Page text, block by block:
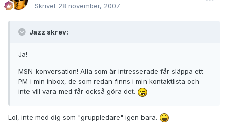
Skrivet 28 november, 2007
Jazz skrev:
Ja!
MSN-konversation! Alla som är intresserade får släppa ett
PM i min inbox, de som redan finns i min kontaktlista och
inte vill vara med får också göra det.
Lol, inte med dig som "gruppledare" igen bara.